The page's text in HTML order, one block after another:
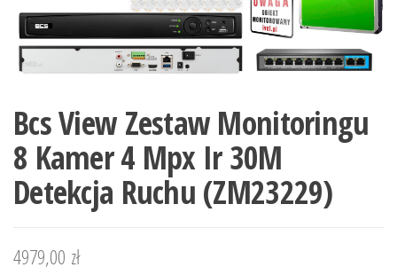
Bcs View Zestaw Monitoringu
8 Kamer 4 Mpx Ir 30M
Detekcja Ruchu (ZM23229)
4979,00 zł